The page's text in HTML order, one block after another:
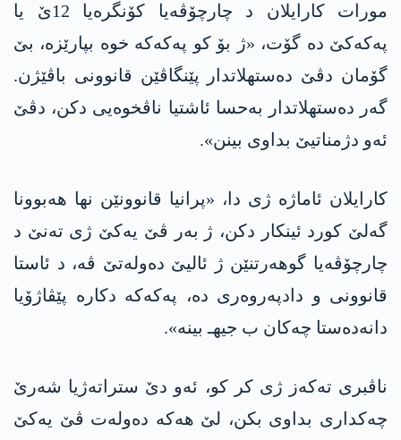
مورات کارایلان د چارچۆڤەیا کۆنگرەیا 12ێ یا
په‌كه‌كێ دە گۆت، «ژ بۆ کو په‌كه‌كه‌ خوە بپارێزە، بێ
گۆمان دڤێ دەستهلاتدار پێنگاڤێن قانوونی باڤێژن.
گەر دەستهلاتدار بەحسا ئاشتیا ناڤخوەیی دکن، دڤێ
ئەو دژمناتیێ بداوی بینن».
کارایلان ئاماژە ژی دا، «پرانیا قانوونێن نها هەبوونا
گەلێ کورد ئینکار دکن، ژ بەر ڤێ یەکێ ژی تەنێ د
چارچۆڤەیا گوهەرتنێن ژ ئالیێ دەولەتێ ڤە، د ئاستا
قانوونی و دادپەروەری دە، په‌كه‌كه‌ دکارە پێڤاژۆیا
دانەدەستا چەکان ب جیهـ بینە».
ناڤبری تەکەز ژی کر کو، ئەو دێ ستراتەژیا شەرێ
چەکداری بداوی بکن، لێ هەکە دەولەت ڤێ یەکێ